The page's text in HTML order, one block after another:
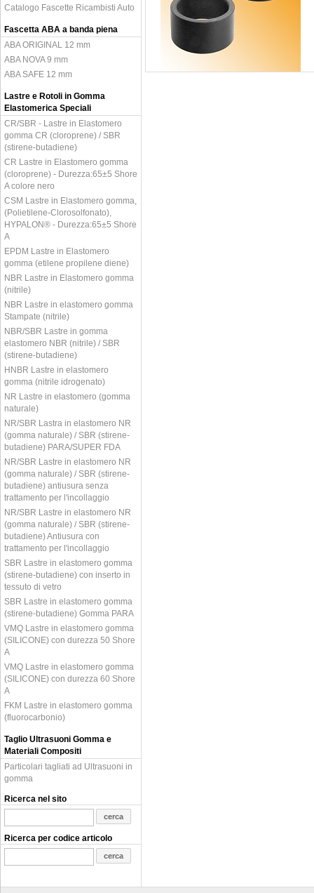
Catalogo Fascette Ricambisti Auto
Fascetta ABA a banda piena
ABA ORIGINAL 12 mm
ABA NOVA 9 mm
ABA SAFE 12 mm
Lastre e Rotoli in Gomma
Elastomerica Speciali
CR/SBR - Lastre in Elastomero
gomma CR (cloroprene) / SBR
(stirene-butadiene)
CR Lastre in Elastomero gomma
(cloroprene) - Durezza:65±5 Shore
A colore nero
CSM Lastre in Elastomero gomma,
(Polietilene-Clorosolfonato),
HYPALON® - Durezza:65±5 Shore
A
EPDM Lastre in Elastomero
gomma (etilene propilene diene)
NBR Lastre in Elastomero gomma
(nitrile)
NBR Lastre in elastomero gomma
Stampate (nitrile)
NBR/SBR Lastre in gomma
elastomero NBR (nitrile) / SBR
(stirene-butadiene)
HNBR Lastre in elastomero
gomma (nitrile idrogenato)
NR Lastre in elastomero (gomma
naturale)
NR/SBR Lastra in elastomero NR
(gomma naturale) / SBR (stirene-
butadiene) PARA/SUPER FDA
NR/SBR Lastre in elastomero NR
(gomma naturale) / SBR (stirene-
butadiene) antiusura senza
trattamento per l'incollaggio
NR/SBR Lastre in elastomero NR
(gomma naturale) / SBR (stirene-
butadiene) Antiusura con
trattamento per l'incollaggio
SBR Lastre in elastomero gomma
(stirene-butadiene) con inserto in
tessuto di vetro
SBR Lastre in elastomero gomma
(stirene-butadiene) Gomma PARA
VMQ Lastre in elastomero gomma
(SILICONE) con durezza 50 Shore
A
VMQ Lastre in elastomero gomma
(SILICONE) con durezza 60 Shore
A
FKM Lastre in elastomero gomma
(fluorocarbonio)
Taglio Ultrasuoni Gomma e
Materiali Compositi
Particolari tagliati ad Ultrasuoni in
gomma
Ricerca nel sito
Ricerca per codice articolo